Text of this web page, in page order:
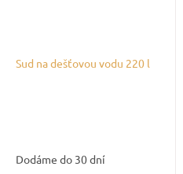
Sud na dešťovou vodu 220 l
Dodáme do 30 dní